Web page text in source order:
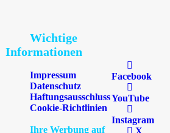
Wichtige
Informationen
Impressum
Datenschutz
Haftungsausschluss
Cookie-Richtlinien
Ihre Werbung auf
Facebook
YouTube
Instagram
X